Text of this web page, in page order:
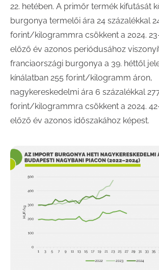
22. hetében. A primőr termék kifutását
burgonya termelői ára 24 százalékkal
forint/kilogrammra csökkent a 2024.
előző év azonos periódusához
franciaországi burgonya a 39. héttől
kínálatban 255 forint/kilogramm áron,
nagykereskedelmi ára 6 százalékkal
forint/kilogrammra csökkent a 2024.
előző év azonos időszakához képest.